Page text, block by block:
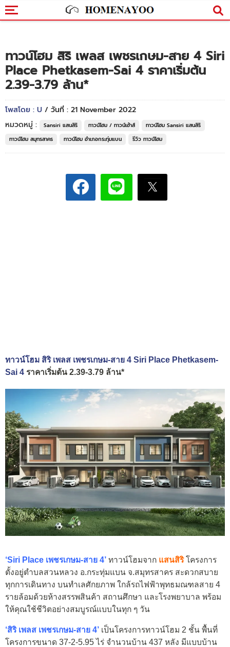
ทาวน์โฮม สิริ เพลส เพชรเกษม-สาย 4 Siri
Place Phetkasem-Sai 4 ราคาเริ่มต้น
2.39-3.79 ล้าน*
โพสโดย : U / วันที่ : 21 November 2022
หมวดหมู่ :
Sansiri แสนสิริ ทาวน์โฮม / ทาวน์เฮ้าส์
ทาวน์โฮม Sansiri แสนสิริ
ทาวน์โฮม สมุทรสาคร
ทาวน์โฮม อำเภอกระทุ่มแบน รีวิว ทาวน์โฮม
ทาวน์โฮม สิริ เพลส เพชรเกษม-สาย 4 Siri Place Phetkasem-
Sai 4 ราคาเริ่มต้น 2.39-3.79 ล้าน*
‘Siri Place เพชรเกษม-สาย 4’ ทาวน์โฮมจาก แสนสิริโครงการ
ตั้งอยู่ตำบลสวนหลวง อ.กระทุ่มแบน จ.สมุทรสาคร สะดวกสบาย
ทุกการเดินทาง บนทำเลศักยภาพ ใกล้รถไฟฟ้าพุทธมณฑลสาย 4 ​
รายล้อมด้วยห้างสรรพสินค้า สถานศึกษา และโรงพยาบาล พร้อม
ให้คุณใช้ชีวิตอย่างสมบูรณ์แบบในทุก ๆ วัน​
‘สิริ เพลส เพชรเกษม-สาย 4’ เป็นโครงการทาวน์โฮม 2 ชั้น พื้นที่
โครงการขนาด 37-2-5.95 ไร่ จำนวนบ้าน 437 หลัง มีแบบบ้าน